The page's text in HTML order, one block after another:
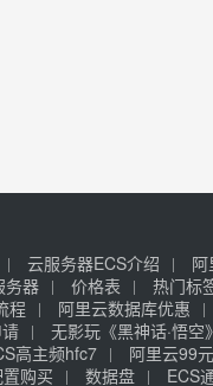
云服务器ECS介绍 阿
务器 价格表 热门标
程 阿里云数据库优惠
无影玩《黑神话·悟空
高主频hfc7 阿里云99
购买 数据盘 ECS